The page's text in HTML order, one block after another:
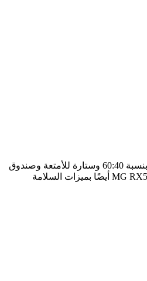
تتميز طرازات STD وCOM بمقاعد قماشية قابلة للتعديل يدويًا، بينما تتميز طرازات DEL بمقاعد جلدية قابلة للتعديل كهربائيًا. وتحتوي جميعها على مقاعد خلفية قابلة للطي بنسبة 60:40 وستارة للأمتعة وصندوق
تخزين ونظام صوتي بـ 6 مكبرات صوت ونظام ترفيهي عمودي عالي الدقة مقاس 14.1 بوصة مع وظائف هي:AppleCarplay وAndroid Auto وBluetooth وUSB وDAB. تتمتع MG RX5 أيضًا بميزات السلامة